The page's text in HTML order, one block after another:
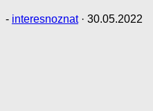
- interesnoznat · 30.05.2022